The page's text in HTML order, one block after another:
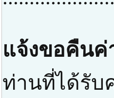
แจ้งขอคืนค่
ท่านที่ได้รับ